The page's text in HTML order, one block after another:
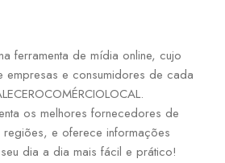
ferramenta de mídia online, cujo
empresas e consumidores de cada
os melhores fornecedores de
e oferece informações
dia a dia mais fácil e prático!